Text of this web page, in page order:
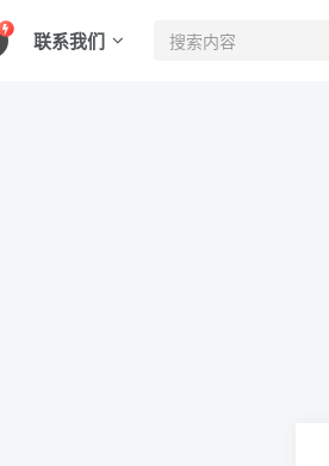
联系我们